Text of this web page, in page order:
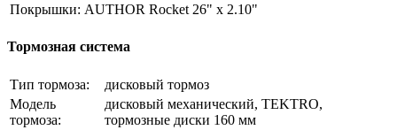
Покрышки: AUTHOR Rocket 26" x 2.10"
Тормозная система
Тип тормоза:
дисковый тормоз
Модель
тормоза:
дисковый механический, TEKTRO,
тормозные диски 160 мм